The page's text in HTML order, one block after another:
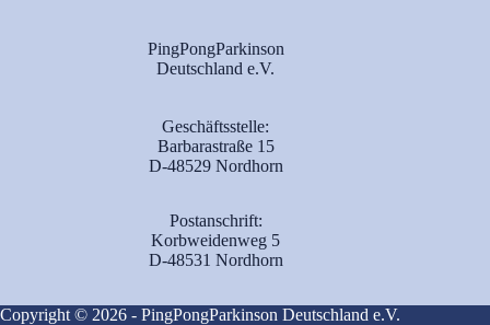
PingPongParkinson
Deutschland e.V.
Geschäftsstelle:
Barbarastraße 15
D-48529 Nordhorn
Postanschrift:
Korbweidenweg 5
D-48531 Nordhorn
Copyright © 2026 - PingPongParkinson Deutschland e.V.